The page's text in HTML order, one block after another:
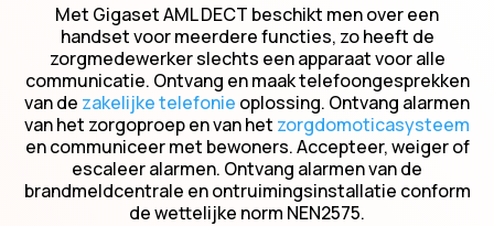
Met Gigaset AML DECT beschikt men over een
handset voor meerdere functies, zo heeft de
zorgmedewerker slechts een apparaat voor alle
communicatie. Ontvang en maak telefoongesprekken
van de zakelijke telefonie oplossing. Ontvang alarmen
van het zorgoproep en van het zorgdomoticasysteem
en communiceer met bewoners. Accepteer, weiger of
escaleer alarmen. Ontvang alarmen van de
brandmeldcentrale en ontruimingsinstallatie conform
de wettelijke norm NEN2575.